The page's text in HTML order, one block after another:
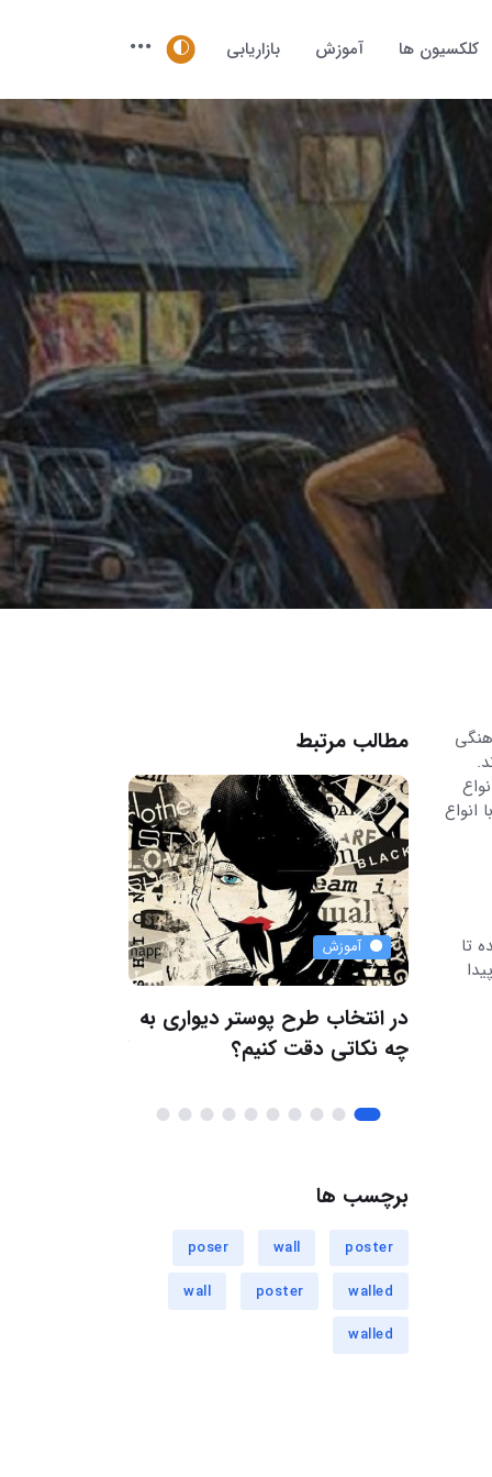
کلکسیون ها آموزش بازاریابی
انواع
تا
مطالب مرتبط
آموزش
در انتخاب طرح پوستر دیواری به
چه نکاتی دقت کنیم؟
برچسب ها
poster
wall
poser
walled
poster
wall
walled